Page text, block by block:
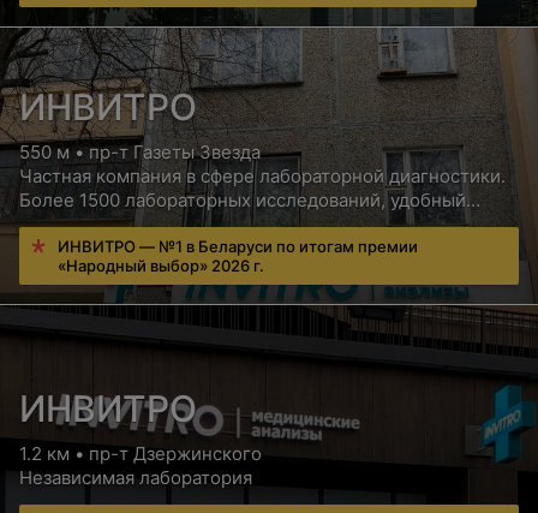
ИНВИТРО
550 м • пр-т Газеты Звезда
Частная компания в сфере лабораторной диагностики.
Более 1500 лабораторных исследований, удобный
сервис для пациентов, бесплатная консультация врача
ИНВИТРО — №1 в Беларуси по итогам премии
«Народный выбор» 2026 г.
ИНВИТРО
1.2 км • пр-т Дзержинского
Независимая лаборатория